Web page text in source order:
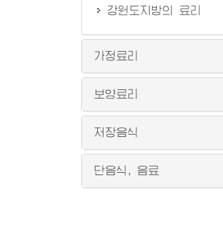
강원도지방의 료리
가정료리
보양료리
저장음식
단음식, 음료